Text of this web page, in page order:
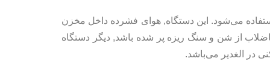
استفاده می‌شود. این دستگاه, هوای فشرده داخل مخزن
از شن و سنگ ریزه پر شده باشد, دیگر دستگاه
در الغدیر می‌باشد.